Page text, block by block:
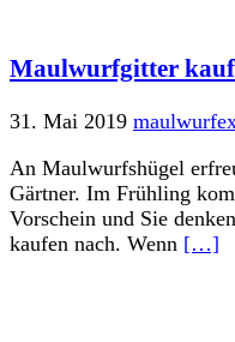
Maulwurfgitter
31. Mai 2019
An Maulwurfshügel
Gärtner. Im Frühling
Vorschein und Sie
kaufen nach. Wenn […]